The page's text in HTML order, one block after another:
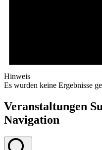
Hinweis
Es wurden keine Ergebnisse
Veranstaltungen
Navigation